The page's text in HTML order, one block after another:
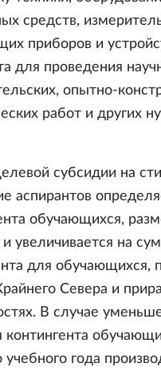
средств,
приборов и
для проведения
опытно-
работ и других
субсидии на
аспирантов
обучающихся,
увеличивается на
для обучающихся,
Севера и
В случае
контингента
учебного года